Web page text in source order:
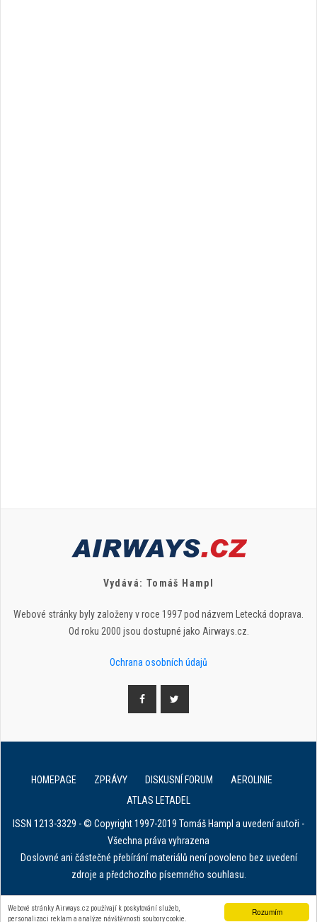
Rozumím
Webové stránky Airways.cz používají k poskytování služeb,
personalizaci reklam a analýze návštěvnosti soubory cookie.
Vydává: Tomáš Hampl
Webové stránky byly založeny v roce 1997 pod názvem Letecká doprava.
Od roku 2000 jsou dostupné jako Airways.cz.
Ochrana osobních údajů
HOMEPAGE ZPRÁVY DISKUSNÍ FORUM
AEROLINIE
ATLAS LETADEL
ISSN 1213-3329 - © Copyright 1997-2019 Tomáš Hampl a uvedení autoři -
Všechna práva vyhrazena
Doslovné ani částečné přebírání materiálů není povoleno bez uvedení
zdroje a předchozího písemného souhlasu.
E. in ART for african IVF clinics